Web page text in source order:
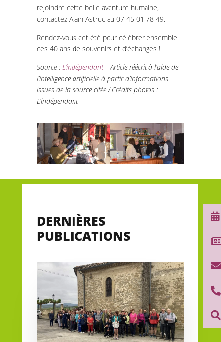




rejoindre cette belle aventure humaine,
contactez Alain Astruc au 07 45 01 78 49.
Rendez-vous cet été pour célébrer ensemble
ces 40 ans de souvenirs et d’échanges !
Source : L’indépendant– Article réécrit à l’aide de
l’intelligence artificielle à partir d’informations
issues de la source citée / Crédits photos :
L’indépendant
DERNIÈRES
PUBLICATIONS